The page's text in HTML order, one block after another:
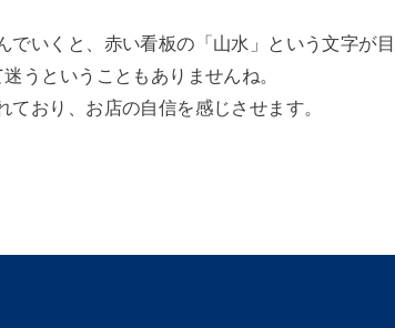
いくと、赤い看板の「山水」という文字が目
うということもありませんね。
おり、お店の自信を感じさせます。